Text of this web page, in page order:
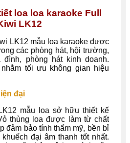
loa loa karaoke Full
LK12
LK12 mẫu loa karaoke được
các phòng hát, hội trường,
đình, phòng hát kinh doanh.
tối ưu không gian hiệu
đại
mẫu loa sở hữu thiết kế
thùng loa được làm từ chất
đảm bảo tính thẩm mỹ, bền bỉ
đại âm thanh tốt nhất.